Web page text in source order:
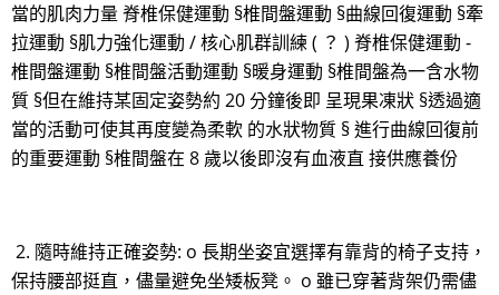
當的肌肉力量 脊椎保健運動 §椎間盤運動 §曲線回復運動 §牽
拉運動 §肌力強化運動 / 核心肌群訓練 ( ？ ) 脊椎保健運動 -
椎間盤運動 §椎間盤活動運動 §暖身運動 §椎間盤為一含水物
質 §但在維持某固定姿勢約 20 分鐘後即 呈現果凍狀 §透過適
當的活動可使其再度變為柔軟 的水狀物質 § 進行曲線回復前
的重要運動 §椎間盤在 8 歲以後即沒有血液直 接供應養份
2. 隨時維持正確姿勢: o 長期坐姿宜選擇有靠背的椅子支持，
保持腰部挺直，儘量避免坐矮板凳。 o 雖已穿著背架仍需儘